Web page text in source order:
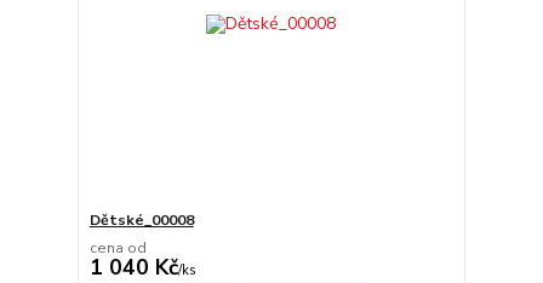
Dětské_00008
cena od
1 040 Kč/ks